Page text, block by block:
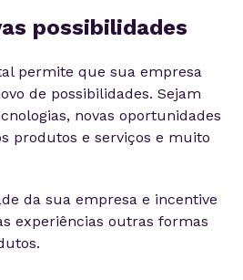
possibilidades
permite que sua empresa
de possibilidades. Sejam
novas oportunidades
produtos e serviços e muito
da sua empresa e incentive
experiências outras formas